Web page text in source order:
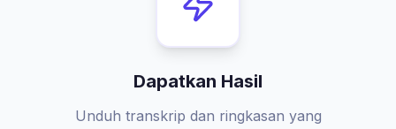
Dapatkan Hasil
Unduh transkrip dan ringkasan yang